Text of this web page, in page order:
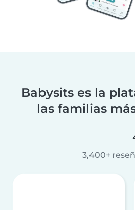
Babysits es la
las familias
3,400+